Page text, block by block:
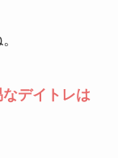
なデイトレは